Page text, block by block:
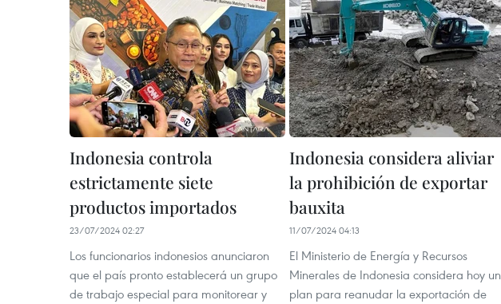
Indonesia controla
estrictamente siete
productos importados
23/07/2024 02:27
Los funcionarios indonesios anunciaron
que el país pronto establecerá un grupo
de trabajo especial para monitorear y
Indonesia considera aliviar
la prohibición de exportar
bauxita
11/07/2024 04:13
El Ministerio de Energía y Recursos
Minerales de Indonesia considera hoy un
plan para reanudar la exportación de